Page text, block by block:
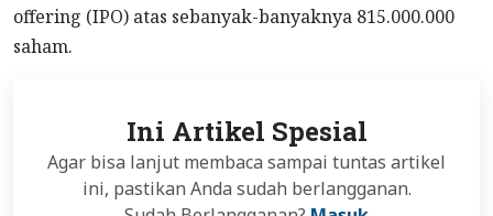
offering (IPO) atas sebanyak-banyaknya 815.000.000
saham.
Ini Artikel Spesial
Agar bisa lanjut membaca sampai tuntas artikel
ini, pastikan Anda sudah berlangganan.